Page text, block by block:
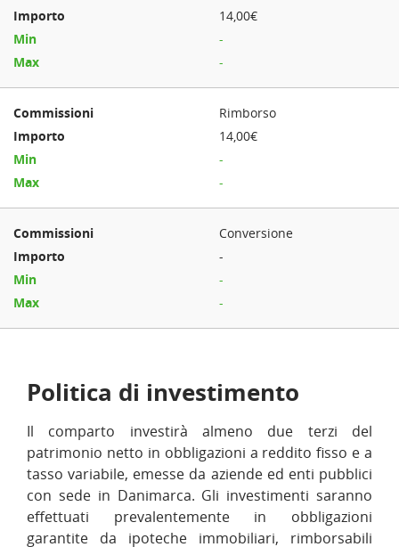
14,00€
-
-
Rimborso
14,00€
-
-
Conversione
-
-
-
Politica di investimento
Il comparto investirà almeno due terzi del
patrimonio netto in obbligazioni a reddito fisso e a
tasso variabile, emesse da aziende ed enti pubblici
con sede in Danimarca. Gli investimenti saranno
effettuati prevalentemente in obbligazioni
garantite da ipoteche immobiliari, rimborsabili